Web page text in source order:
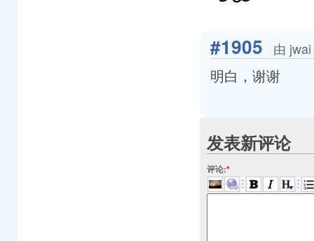
#1905 由
明白，谢谢
发表新评论
评论:*